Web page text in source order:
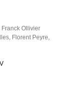
Franck Ollivier
Florent Peyre